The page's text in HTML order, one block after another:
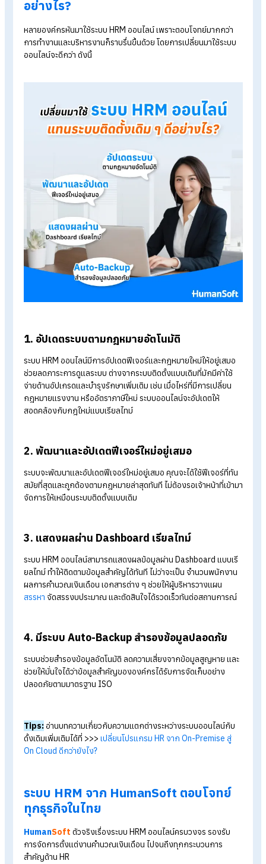
ราคาโปรแกรมเงินเดือน เริ่มต้น 590 บาท/เดือน
ทดลองใช้งานฟรี 30 วัน
เปลี่ยนมาใช้ระบบ HRM ออนไลน์ ดีอย่างไร?
ระบบ HRM จาก HumanSoft ตอบโจทย์ทุกธุรกิจในไทย
สรุป เปลี่ยนมาใช้ระบบ HRM ออนไลน์ จบปัญหาระบบล้าหลัง ไม่อัปเดต
เปลี่ยนมาใช้ระบบ HRM ออนไลน์ ดี
อย่างไร?
หลายองค์กรหันมาใช้ระบบ HRM ออนไลน์ เพราะตอบโจทย์มากกว่า
การทำงานและบริหารงานก็ราบรื่นขึ้นด้วย โดยการเปลี่ยนมาใช้ระ
ออนไลน์จะดีกว่า ดังนี้
1. อัปเดตระบบตามกฎหมายอัตโนมัติ
ระบบ HRM ออนไลน์มีการอัปเดตฟีเจอร์และกฎหมายใหม่ให้อยู่เส
กฎหมายแรงงาน หรืออัตราภาษีใหม่ ระบบออนไลน์จะอัปเดตให้
ระบบจะพัฒนาและอัปเดตฟีเจอร์ใหม่อยู่เสมอ คุณจะได้ใช้ฟีเจอร์ที่
สมัยที่สุดและถูกต้องตามกฎหมายล่าสุดทันที ไม่ต้องรอเจ้าหน้าที่เข้
จัดการให้เหมือนระบบติดตั้งแบบเดิม
3. แสดงผลผ่าน Dashboard เรียลไทม์
ระบบ HRM ออนไลน์สามารถแสดงผลข้อมูลผ่าน Dashboard แบบ
ยลไทม์ ทำให้ติดตามข้อมูลสำคัญได้ทันที ไม่ว่าจะเป็น จำนวนพนักง
ผลการคำนวณเงินเดือน เอกสารต่าง ๆ ช่วยให้ผู้บริหารวางแผน